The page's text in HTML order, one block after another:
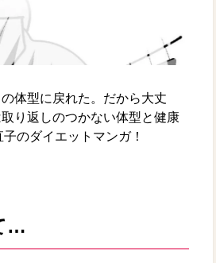
体型に戻れた。だから大丈
り返しのつかない体型と健康
のダイエットマンガ！
…